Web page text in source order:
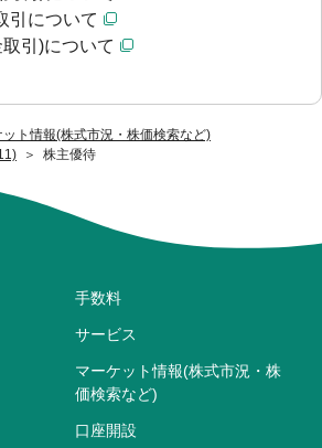
ット情報(株式市況・株価検索など)
株主優待
引について
引)について
手数料
サービス
マーケット情報(株式市況・株
価検索など)
口座開設